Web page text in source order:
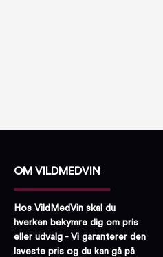
OM VILDMEDVIN
Hos VildMedVin skal du
hverken bekymre dig om pris
eller udvalg - Vi garanterer den
laveste pris og du kan gå på